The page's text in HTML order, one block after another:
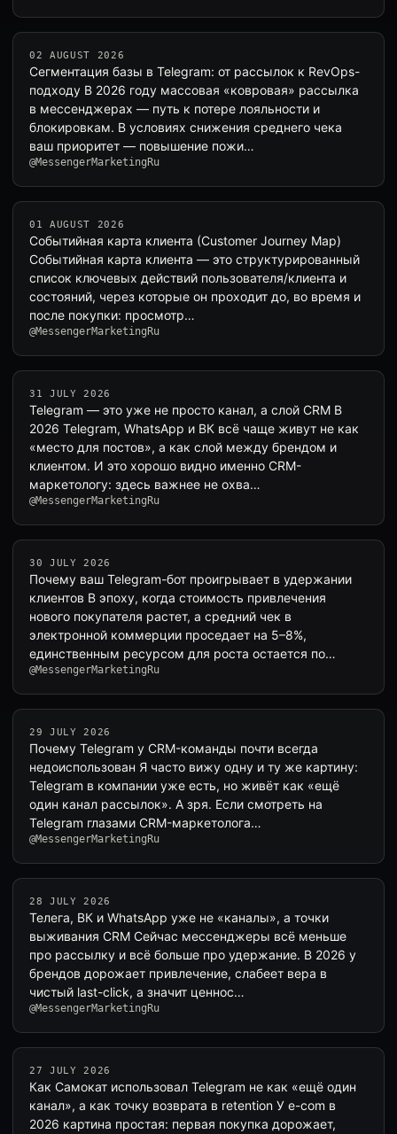
02 AUGUST 2026
Сегментация базы в Telegram: от рассылок к RevOps-
подходу В 2026 году массовая «ковровая» рассылка
в мессенджерах — путь к потере лояльности и
блокировкам. В условиях снижения среднего чека
ваш приоритет — повышение пожи…
@MessengerMarketingRu
01 AUGUST 2026
Событийная карта клиента (Customer Journey Map)
Событийная карта клиента — это структурированный
список ключевых действий пользователя/клиента и
состояний, через которые он проходит до, во время и
после покупки: просмотр…
@MessengerMarketingRu
31 JULY 2026
Telegram — это уже не просто канал, а слой CRM В
2026 Telegram, WhatsApp и ВК всё чаще живут не как
«место для постов», а как слой между брендом и
клиентом. И это хорошо видно именно CRM-
маркетологу: здесь важнее не охва…
@MessengerMarketingRu
30 JULY 2026
Почему ваш Telegram-бот проигрывает в удержании
клиентов В эпоху, когда стоимость привлечения
нового покупателя растет, а средний чек в
электронной коммерции проседает на 5–8%,
единственным ресурсом для роста остается по…
@MessengerMarketingRu
29 JULY 2026
Почему Telegram у CRM-команды почти всегда
недоиспользован Я часто вижу одну и ту же картину:
Telegram в компании уже есть, но живёт как «ещё
один канал рассылок». А зря. Если смотреть на
Telegram глазами CRM-маркетолога…
@MessengerMarketingRu
28 JULY 2026
Телега, ВК и WhatsApp уже не «каналы», а точки
выживания CRM Сейчас мессенджеры всё меньше
про рассылку и всё больше про удержание. В 2026 у
брендов дорожает привлечение, слабеет вера в
чистый last-click, а значит ценнос…
@MessengerMarketingRu
27 JULY 2026
Как Самокат использовал Telegram не как «ещё один
канал», а как точку возврата в retention У e-com в
2026 картина простая: первая покупка дорожает,